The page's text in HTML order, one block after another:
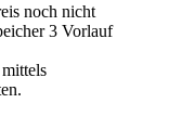
noch nicht
3 Vorlauf